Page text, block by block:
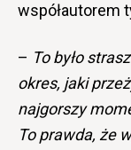
współautorem
– To było
okres, jaki
najgorszy
To prawda, że